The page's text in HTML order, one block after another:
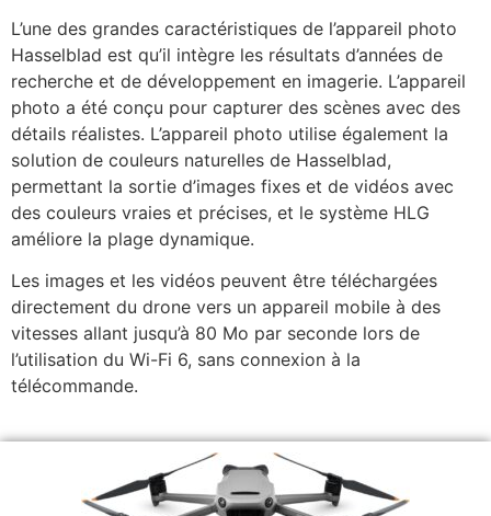
L’une des grandes caractéristiques de l’appareil photo
Hasselblad est qu’il intègre les résultats d’années de
recherche et de développement en imagerie. L’appareil
photo a été conçu pour capturer des scènes avec des
détails réalistes. L’appareil photo utilise également la
solution de couleurs naturelles de Hasselblad,
permettant la sortie d’images fixes et de vidéos avec
des couleurs vraies et précises, et le système HLG
améliore la plage dynamique.
Les images et les vidéos peuvent être téléchargées
directement du drone vers un appareil mobile à des
vitesses allant jusqu’à 80 Mo par seconde lors de
l’utilisation du Wi-Fi 6, sans connexion à la
télécommande.